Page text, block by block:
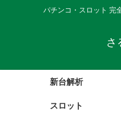
パチンコ・スロット 完
さ
新台解析
スロット